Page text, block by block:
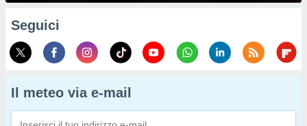
Seguici
Il meteo via e-mail